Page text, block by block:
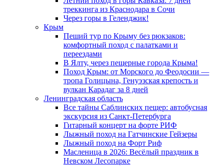
треккинга из Краснодара в Сочи
Через горы в Геленджик!
Крым
Пеший тур по Крыму без рюкзаков:
комфортный поход с палатками и
переездами
В Ялту, через пещерные города Крыма!
Поход Крым: от Морского до Феодосии —
тропа Голицына, Генуэзская крепость и
вулкан Карадаг за 8 дней
Ленинградская область
Все тайны Саблинских пещер: автобусная
экскурсия из Санкт-Петербурга
Гитарный концерт на форте РИФ
Лыжный поход на Гатчинские Гейзеры
Лыжный поход на Форт Риф
Масленица в 2026: Весёлый праздник в
Невском Лесопарке